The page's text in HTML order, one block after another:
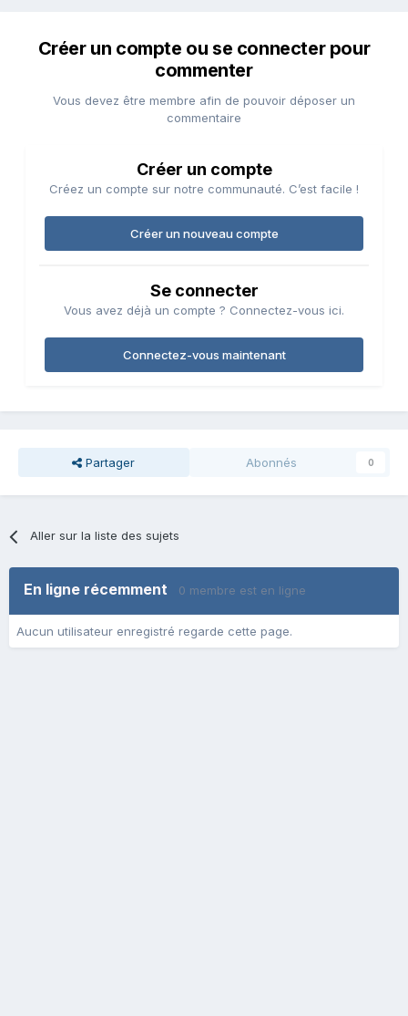
Créer un compte ou se connecter pour
commenter
Vous devez être membre afin de pouvoir déposer un
commentaire
Créer un compte
Créez un compte sur notre communauté. C’est facile !
Créer un nouveau compte
Se connecter
Vous avez déjà un compte ? Connectez-vous ici.
Connectez-vous maintenant
Partager Abonnés 0
Aller sur la liste des sujets
En ligne récemment 0 membre est en ligne
Aucun utilisateur enregistré regarde cette page.